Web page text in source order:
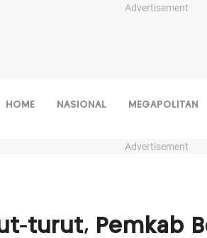
Advertisement
HOME NASIONAL MEGAPOLITAN
Advertisement
turut, Pemkab